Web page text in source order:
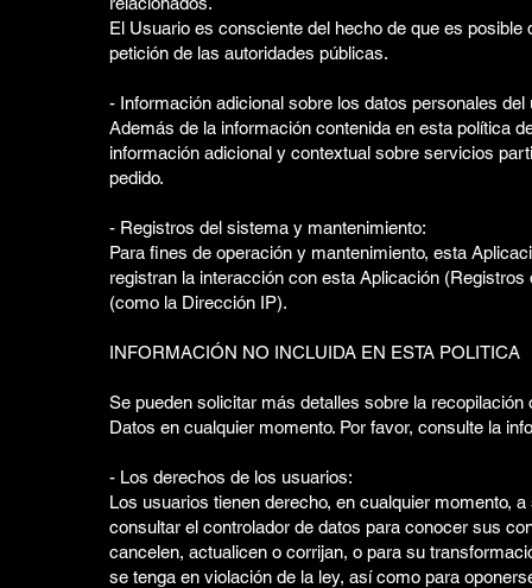
El Usuario es consciente del hecho de que es
petición de las autoridades públicas.
- Información adicional sobre los datos personales del
Además de la información contenida en esta política
información adicional y contextual sobre servicios
pedido.
- Registros del sistema y mantenimiento:
Para fines de operación y mantenimiento, esta
registran la interacción con esta Aplicación
(como la Dirección IP).
INFORMACIÓN NO INCLUIDA EN ESTA POLITICA
Se pueden solicitar más detalles sobre la
Datos en cualquier momento. Por favor, consulte la
- Los derechos de los usuarios:
Los usuarios tienen derecho, en cualquier momento,
consultar el controlador de datos para conocer sus
cancelen, actualicen o corrijan, o para su
se tenga en violación de la ley, así como para